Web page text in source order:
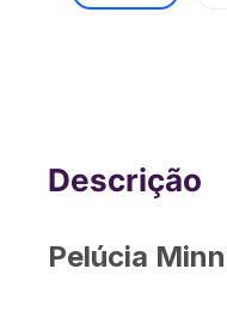
BR1512
Pelúcia